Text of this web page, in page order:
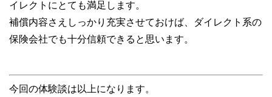
イレクトにとても満足します。
補償内容さえしっかり充実させておけば、ダイレクト系の
保険会社でも十分信頼できると思います。
今回の体験談は以上になります。